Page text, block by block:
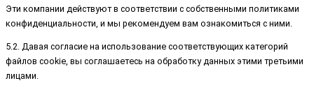
Эти компании действуют в соответствии с собственными политиками
конфиденциальности, и мы рекомендуем вам ознакомиться с ними.
5.2. Давая согласие на использование соответствующих категорий
файлов cookie, вы соглашаетесь на обработку данных этими третьими
лицами.